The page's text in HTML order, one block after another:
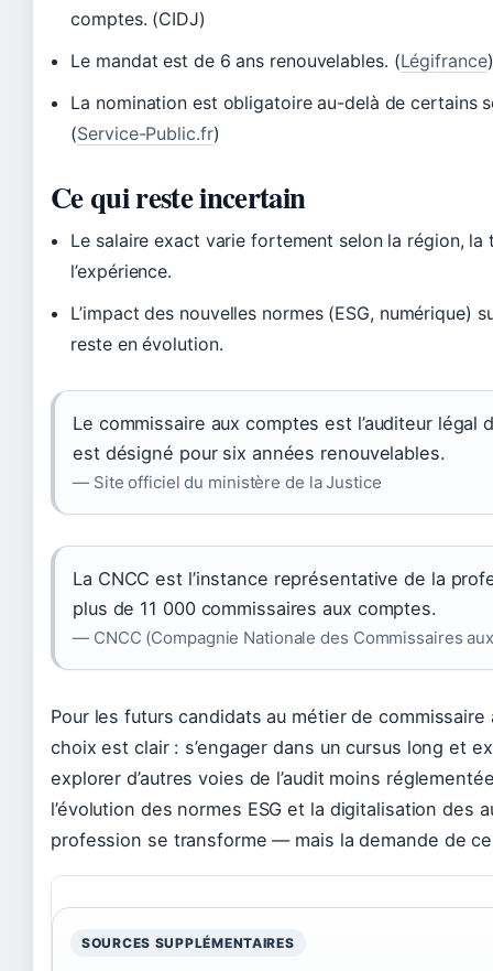
comptes. (CIDJ)
Le mandat est de 6 ans renouvelables. (Légifrance)
La nomination est obligatoire au-delà de certains
(Service-Public.fr)
Ce qui reste incertain
Le salaire exact varie fortement selon la région, la
l’expérience.
L’impact des nouvelles normes (ESG, numérique)
reste en évolution.
Le commissaire aux comptes est l’auditeur légal
est désigné pour six années renouvelables.
— Site officiel du ministère de la Justice
La CNCC est l’instance représentative de la
plus de 11 000 commissaires aux comptes.
— CNCC (Compagnie Nationale des Commissaires
Pour les futurs candidats au métier de
choix est clair : s’engager dans un cursus long et
explorer d’autres voies de l’audit moins
l’évolution des normes ESG et la digitalisation des
profession se transforme — mais la demande de
SOURCES SUPPLÉMENTAIRES